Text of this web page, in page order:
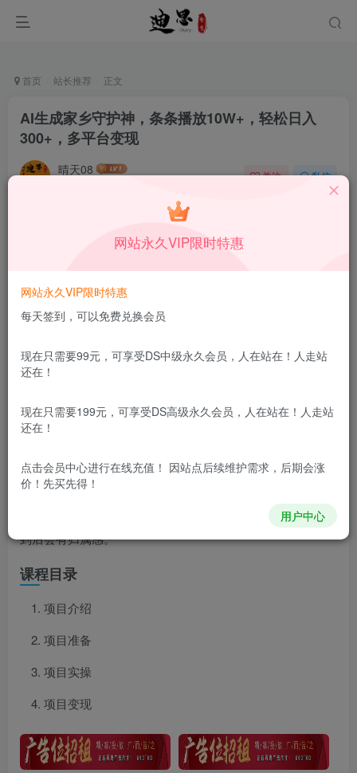
首页 站长推荐 正文
AI生成家乡守护神，条条播放10W+，轻松日入
300+，多平台变现
晴天08 关注 私信
用途。如有侵权、不妥之处，请第一时间联系我们删除！
项目介绍
人大部分都是背井离乡在外地工作，大家对自己家乡的一些
东西容易产生共鸣，都很热爱自己的家乡，我们就利用AI生
成各个地方的神兽来发布视频，赚取这一波小流量，观众看
到后会有归属感。
课程目录
项目介绍
项目准备
项目实操
项目变现
网站永久VIP限时特惠
网站永久VIP限时特惠
每天签到，可以免费兑换会员
现在只需要99元，可享受DS中级永久会员，人在站在！人走站
还在！
现在只需要199元，可享受DS高级永久会员，人在站在！人走站
还在！
点击会员中心进行在线充值！ 因站点后续维护需求，后期会涨
价！先买先得！
用户中心